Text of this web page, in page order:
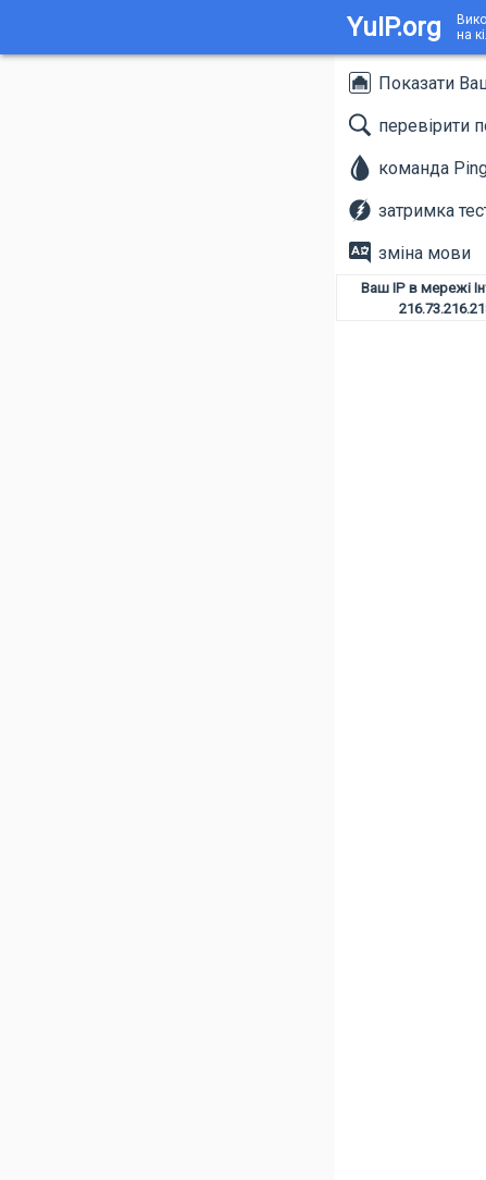
YuIP.org
на
Показати
перевірити
команда
затримка
зміна мови
Ваш IP в мережі